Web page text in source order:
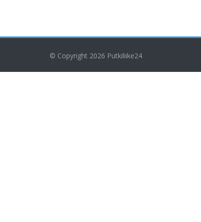
© Copyright 2026 Putkiliike24